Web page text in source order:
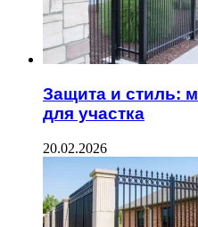
Защита и стиль:
для участка
20.02.2026